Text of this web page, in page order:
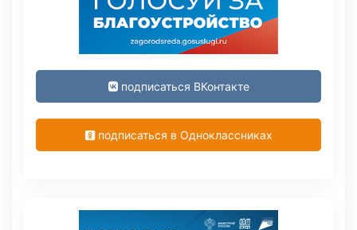
подписаться ВКонтакте
подписаться в Одноклассниках